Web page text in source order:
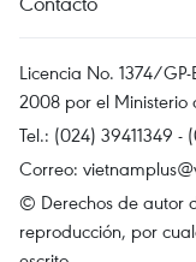
Licencia No. 1374/
2008 por el Ministerio
Tel.: (024) 39411349 -
Correo:
© Derechos de autor
reproducción, por